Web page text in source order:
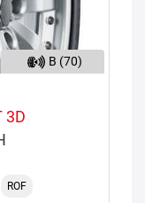
B (70)
3D
ROF